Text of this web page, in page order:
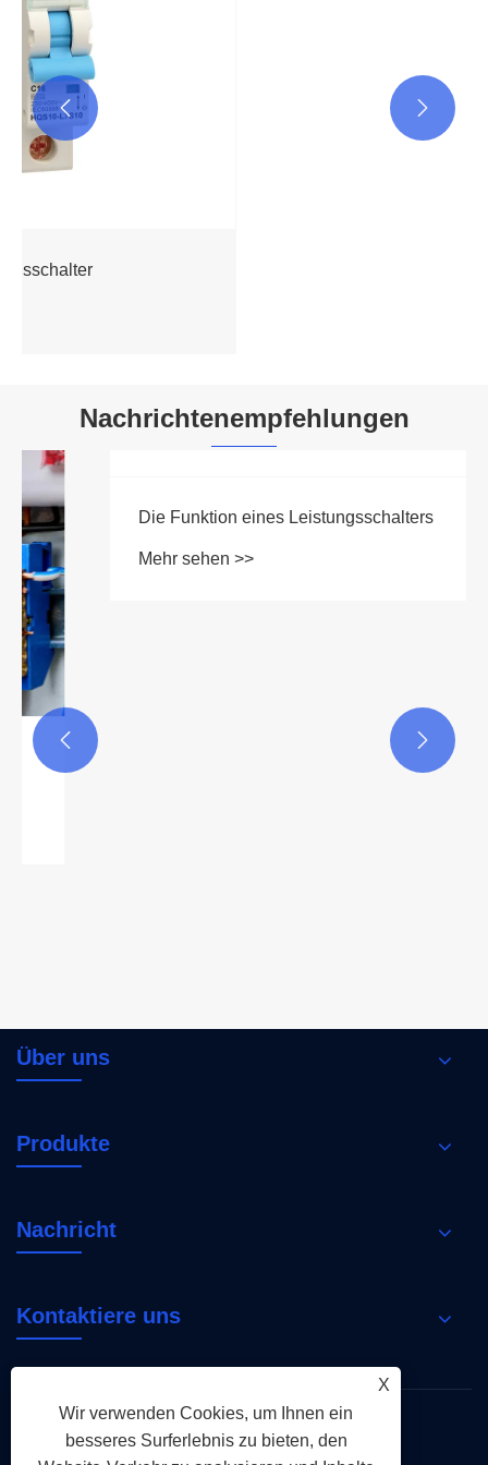
DC L7 Miniatur-Leistungsschalter MCB
 
Nachrichtenempfehlungen
Die Funktion eines Leistungsschalters
 
Über uns
Produkte
Nachricht
Kontaktiere uns
Links Sitemap RSS
XML
Datenschutzrichtlinie
X
Wir verwenden Cookies, um Ihnen ein
besseres Surferlebnis zu bieten, den